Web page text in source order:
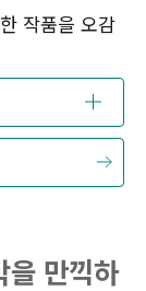
작품을 오감
을 만끽하